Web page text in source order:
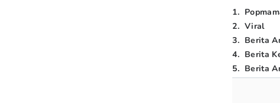
1.
2. Viral
3. Berita
4. Berita
5. Berita